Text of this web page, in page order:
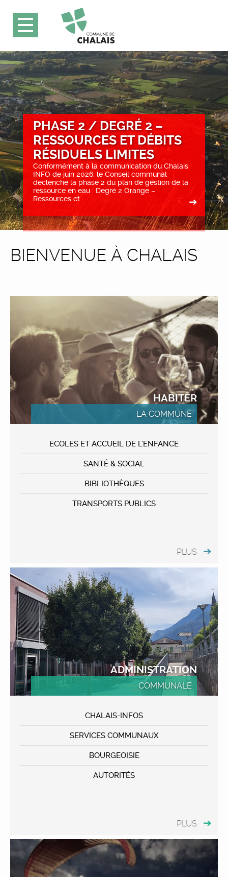
PHASE 2 / DEGRÉ 2 –
RESSOURCES ET DÉBITS
RÉSIDUELS LIMITES
Conformément à la communication du Chalais
INFO de juin 2026, le Conseil communal
déclenche la phase 2 du plan de gestion de la
ressource en eau : Degré 2 Orange –
Ressources et...
BIENVENUE À CHALAIS
HABITER
LA COMMUNE
ECOLES ET ACCUEIL DE L'ENFANCE
SANTÉ & SOCIAL
BIBLIOTHÈQUES
TRANSPORTS PUBLICS
PLUS
ADMINISTRATION
COMMUNALE
CHALAIS-INFOS
SERVICES COMMUNAUX
BOURGEOISIE
AUTORITÉS
PLUS